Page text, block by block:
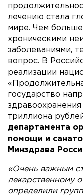
лечению стала
мире. Чем
хроническими
заболеваниями,
вопрос. В
реализации
государство
триллиона
департамента
помощи и
Минздрава
«Очень важным
лекарственному
определили